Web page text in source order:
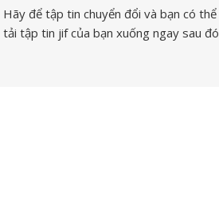
Hãy để tập tin chuyển đổi và bạn có thể
tải tập tin jif của bạn xuống ngay sau đó